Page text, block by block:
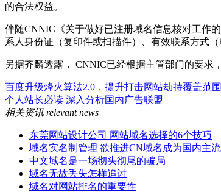
的合法权益。
伴随CNNIC《关于做好已注册域名信息核对工作
系人身份证（复印件或扫描件）、有效联系方式
另据齐麟透露， CNNIC已经根据主管部门的要求
百度升级烽火算法2.0，提升打击网站劫持覆盖范围
个人站长必读 深入分析国内广告联盟
相关资讯 relevant news
东莞网站设计公司 网站域名选择的6个技巧
域名实名制管理 欲推进CN域名成为国内主流
中文域名是一场彻头彻尾的骗局
域名无故丢失怎样追讨
域名对网站排名的重要性